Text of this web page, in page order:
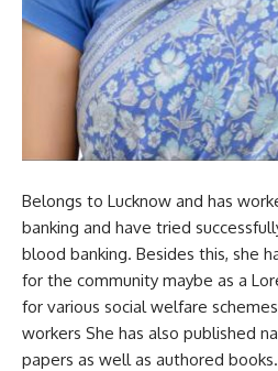
Belongs to Lucknow and has
banking and have tried
blood banking. Besides this, she
for the community maybe as a
for various social welfare
workers She has also published
papers as well as authored books.